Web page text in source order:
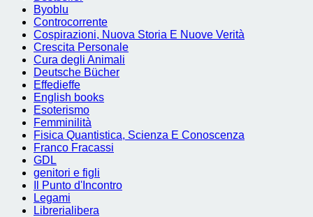
Byoblu
Controcorrente
Cospirazioni, Nuova Storia E Nuove Verità
Crescita Personale
Cura degli Animali
Deutsche Bücher
Effedieffe
English books
Esoterismo
Femminilità
Fisica Quantistica, Scienza E Conoscenza
Franco Fracassi
GDL
genitori e figli
Il Punto d'Incontro
Legami
Librerialibera